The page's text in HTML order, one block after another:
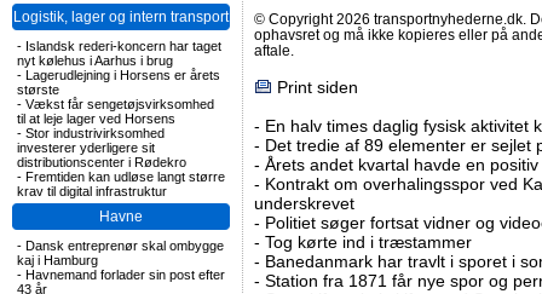
Logistik, lager og intern transport
- Islandsk rederi-koncern har taget
nyt kølehus i Aarhus i brug
- Lagerudlejning i Horsens er årets
største
- Vækst får sengetøjsvirksomhed
til at leje lager ved Horsens
- Stor industrivirksomhed
investerer yderligere sit
distributionscenter i Rødekro
- Fremtiden kan udløse langt større
krav til digital infrastruktur
Havne
- Dansk entreprenør skal ombygge
kaj i Hamburg
- Havnemand forlader sin post efter
43 år
© Copyright 2026 transportnyhederne.dk.
ophavsret og må ikke kopieres eller på
aftale.
Print siden
- En halv times daglig fysisk aktivitet
- Det tredie af 89 elementer er sejlet
- Årets andet kvartal havde en
- Kontrakt om overhalingsspor ved
underskrevet
- Politiet søger fortsat vidner og
- Tog kørte ind i træstammer
- Banedanmark har travlt i sporet i
- Station fra 1871 får nye spor og